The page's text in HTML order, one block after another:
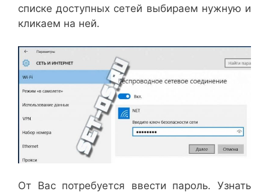
списке доступных сетей выбираем нужную и
кликаем на ней.
От Вас потребуется ввести пароль. Узнать